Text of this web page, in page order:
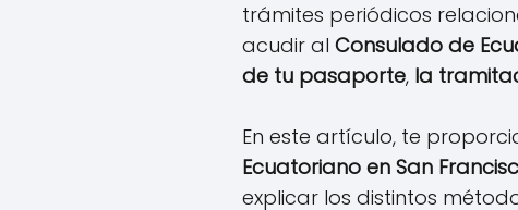
trámites periódicos
acudir al Consulado de
de tu pasaporte, la
En este artículo, te
Ecuatoriano en San
explicar los distintos